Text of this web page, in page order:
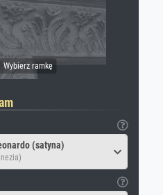
(satyna)